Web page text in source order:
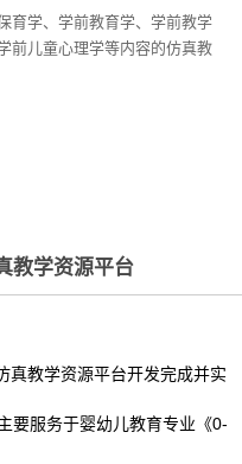
育学、学前教育学、学前教学
前儿童心理学等内容的仿真教
健康养老
教学资源平台